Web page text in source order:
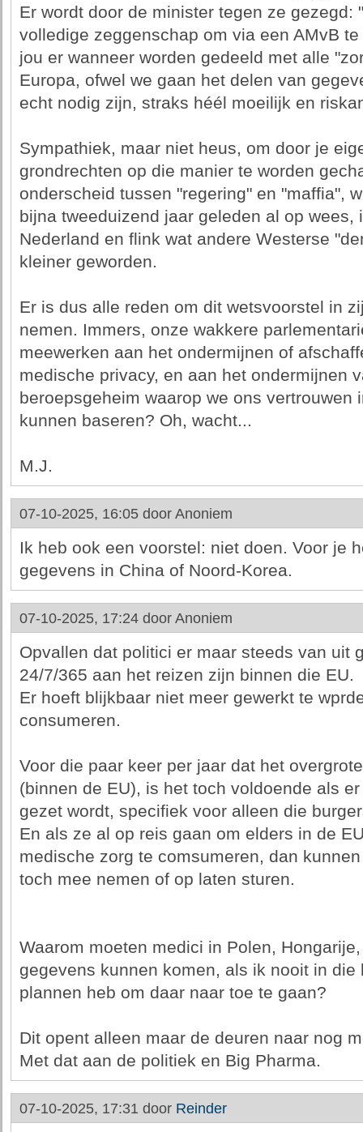
Er wordt door de minister tegen ze gezegd:
volledige zeggenschap om via een AMvB
jou er wanneer worden gedeeld met alle
Europa, ofwel we gaan het delen van
echt nodig zijn, straks héél moeilijk en
Sympathiek, maar niet heus, om door je
grondrechten op die manier te worden
onderscheid tussen "regering" en "maffia",
bijna tweeduizend jaar geleden al op wees,
Nederland en flink wat andere Westerse
kleiner geworden.
Er is dus alle reden om dit wetsvoorstel in
nemen. Immers, onze wakkere
meewerken aan het ondermijnen of
medische privacy, en aan het ondermijnen
beroepsgeheim waarop we ons vertrouwen
kunnen baseren? Oh, wacht...
M.J.
07-10-2025, 16:05 door Anoniem
Ik heb ook een voorstel: niet doen. Voor je
gegevens in China of Noord-Korea.
07-10-2025, 17:24 door Anoniem
Opvallen dat politici er maar steeds van uit
24/7/365 aan het reizen zijn binnen die EU.
Er hoeft blijkbaar niet meer gewerkt te
consumeren.
Voor die paar keer per jaar dat het
(binnen de EU), is het toch voldoende als
gezet wordt, specifiek voor alleen die
En als ze al op reis gaan om elders in de
medische zorg te comsumeren, dan
toch mee nemen of op laten sturen.
Waarom moeten medici in Polen,
gegevens kunnen komen, als ik nooit in
plannen heb om daar naar toe te gaan?
Dit opent alleen maar de deuren naar nog
Met dat aan de politiek en Big Pharma.
07-10-2025, 17:31 door Reinder